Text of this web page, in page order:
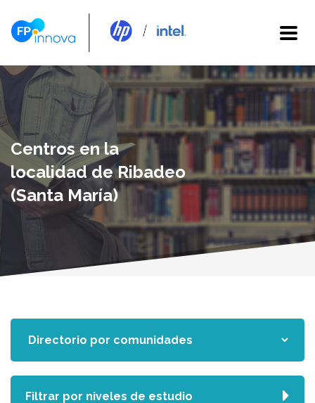
Centros en la
localidad de Ribadeo
(Santa María)
Filtrar por niveles de estudio